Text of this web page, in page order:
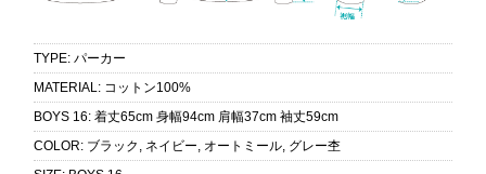
TYPE: パーカー
MATERIAL : コットン100%
BOYS 16: 着丈65cm 身幅94cm 肩幅37cm 袖丈59cm
COLOR: ブラック, ネイビー, オートミール, グレー杢